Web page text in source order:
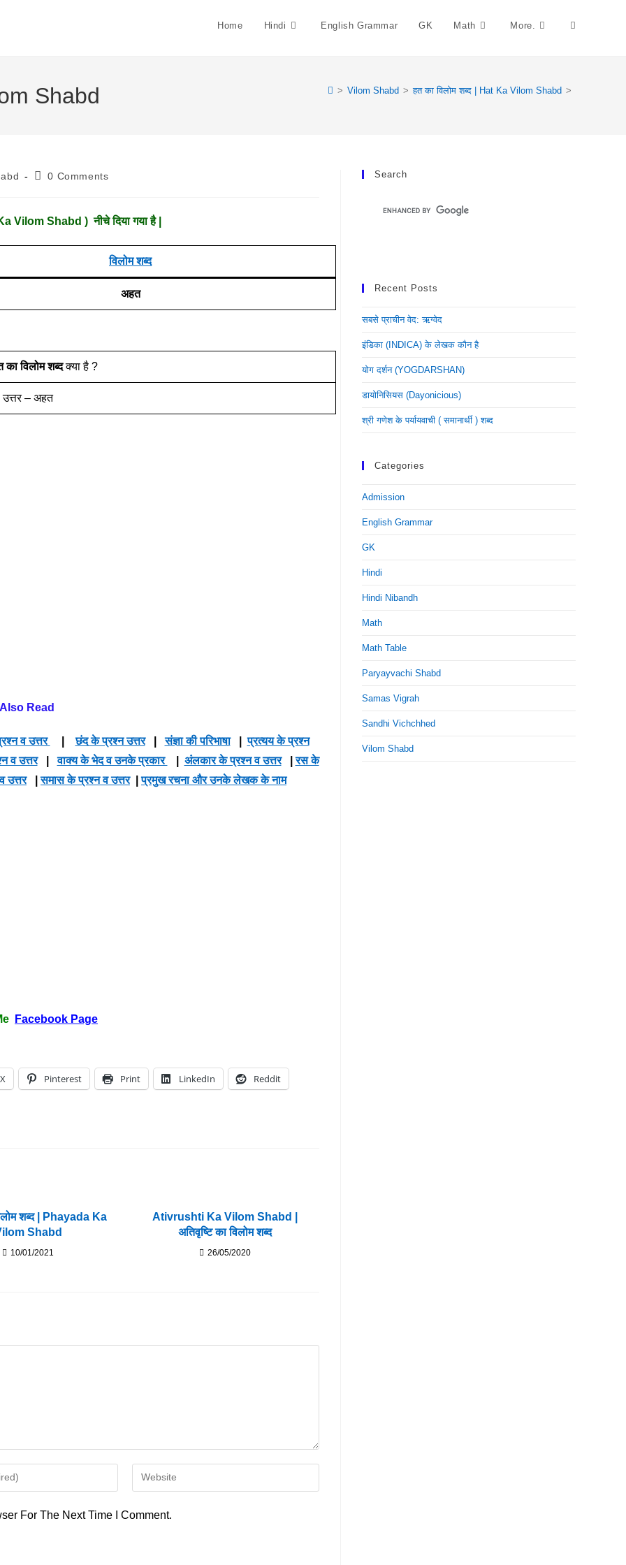
Home Hindi English Grammar GK Math More. Toggle
Shabd > Vilom Shabd > हत का विलोम शब्द | Hat Ka Vilom Shabd >
Post0 Comments
Vilom Shabd ) नीचे दिया गया है |
विलोम शब्द
अहत
का विलोम शब्दक्या है ?
उत्तर – अहत
Also Read
व उत्तर |छंद के प्रश्न उत्तर|संज्ञा की परिभाषा|प्रत्यय के प्रश्न
व उत्तर|वाक्य के भेद व उनके प्रकार अंलकार के प्रश्न व उत्तर|रस के
उत्तर|समास के प्रश्न व उत्तर|प्रमुख रचना और उनके लेखक के नाम
Facebook Page
X Pinterest Print LinkedIn Reddit
शब्द | Phayada Ka
Shabd
10/01/2021
Ativrushti Ka Vilom Shabd |
अतिवृष्टि का विलोम शब्द
26/05/2020
Enter
Your
For The Next Time I Comment.
Search
Recent Posts
सबसे प्राचीन वेद: ऋग्वेद
इंडिका (INDICA) के लेखक कौन है
योग दर्शन (YOGDARSHAN)
डायोनिसियस (dayonicious)
श्री गणेश के पर्यायवाची ( समानार्थी ) शब्द
Categories
Admission
English Grammar
GK
Hindi
Hindi Nibandh
Math
Math Table
Paryayvachi Shabd
Samas Vigrah
Sandhi Vichchhed
Vilom Shabd